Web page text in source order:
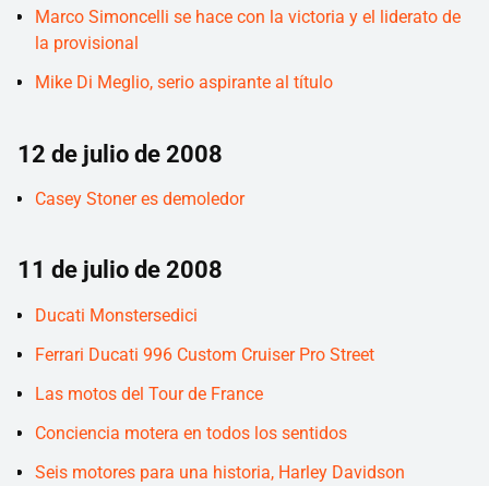
Marco Simoncelli se hace con la victoria y el liderato de
la provisional
Mike Di Meglio, serio aspirante al título
12 de julio de 2008
Casey Stoner es demoledor
11 de julio de 2008
Ducati Monstersedici
Ferrari Ducati 996 Custom Cruiser Pro Street
Las motos del Tour de France
Conciencia motera en todos los sentidos
Seis motores para una historia, Harley Davidson